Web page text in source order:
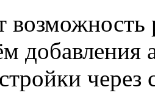
добавления